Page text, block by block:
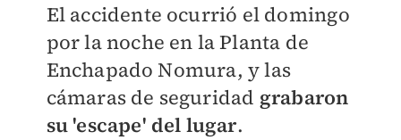
El accidente ocurrió el domingo
por la noche en la Planta de
Enchapado Nomura, y las
cámaras de seguridad grabaron
su 'escape' del lugar.